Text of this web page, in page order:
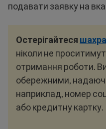
подавати заявку на
Остерігайтеся
ніколи не
отримання роботи.
обережними,
наприклад, номер
або кредитну картку.